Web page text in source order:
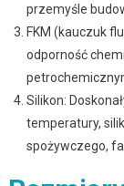
przemyśle
FKM (kauczuk
odporność
Silikon:
temperatury,
spożywczego,